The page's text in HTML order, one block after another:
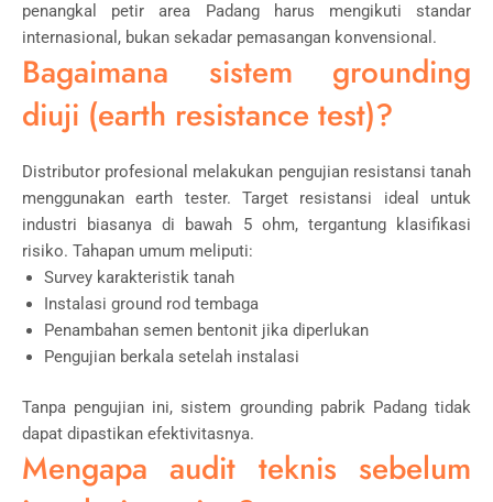
penangkal petir area Padang harus mengikuti standar
internasional, bukan sekadar pemasangan konvensional.
Bagaimana sistem grounding
diuji (earth resistance test)?
Distributor profesional melakukan pengujian resistansi tanah
menggunakan earth tester. Target resistansi ideal untuk
industri biasanya di bawah 5 ohm, tergantung klasifikasi
risiko. Tahapan umum meliputi:
Survey karakteristik tanah
Instalasi ground rod tembaga
Penambahan semen bentonit jika diperlukan
Pengujian berkala setelah instalasi
Tanpa pengujian ini, sistem grounding pabrik Padang tidak
dapat dipastikan efektivitasnya.
Mengapa audit teknis sebelum